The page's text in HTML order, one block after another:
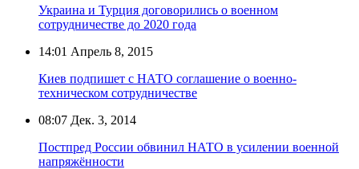
Украина и Турция договорились о военном
сотрудничестве до 2020 года
14:01 Апрель 8, 2015
Киев подпишет с НАТО соглашение о военно-
техническом сотрудничестве
08:07 Дек. 3, 2014
Постпред России обвинил НАТО в усилении военной
напряжённости